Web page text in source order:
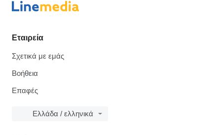
Εταιρεία
Σχετικά με εμάς
Βοήθεια
Επαφές
Ελλάδα / ελληνικά